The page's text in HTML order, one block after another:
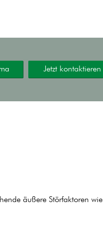
Jetzt kontaktieren
äußere Störfaktoren wie